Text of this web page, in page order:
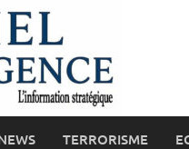
TERRORISME